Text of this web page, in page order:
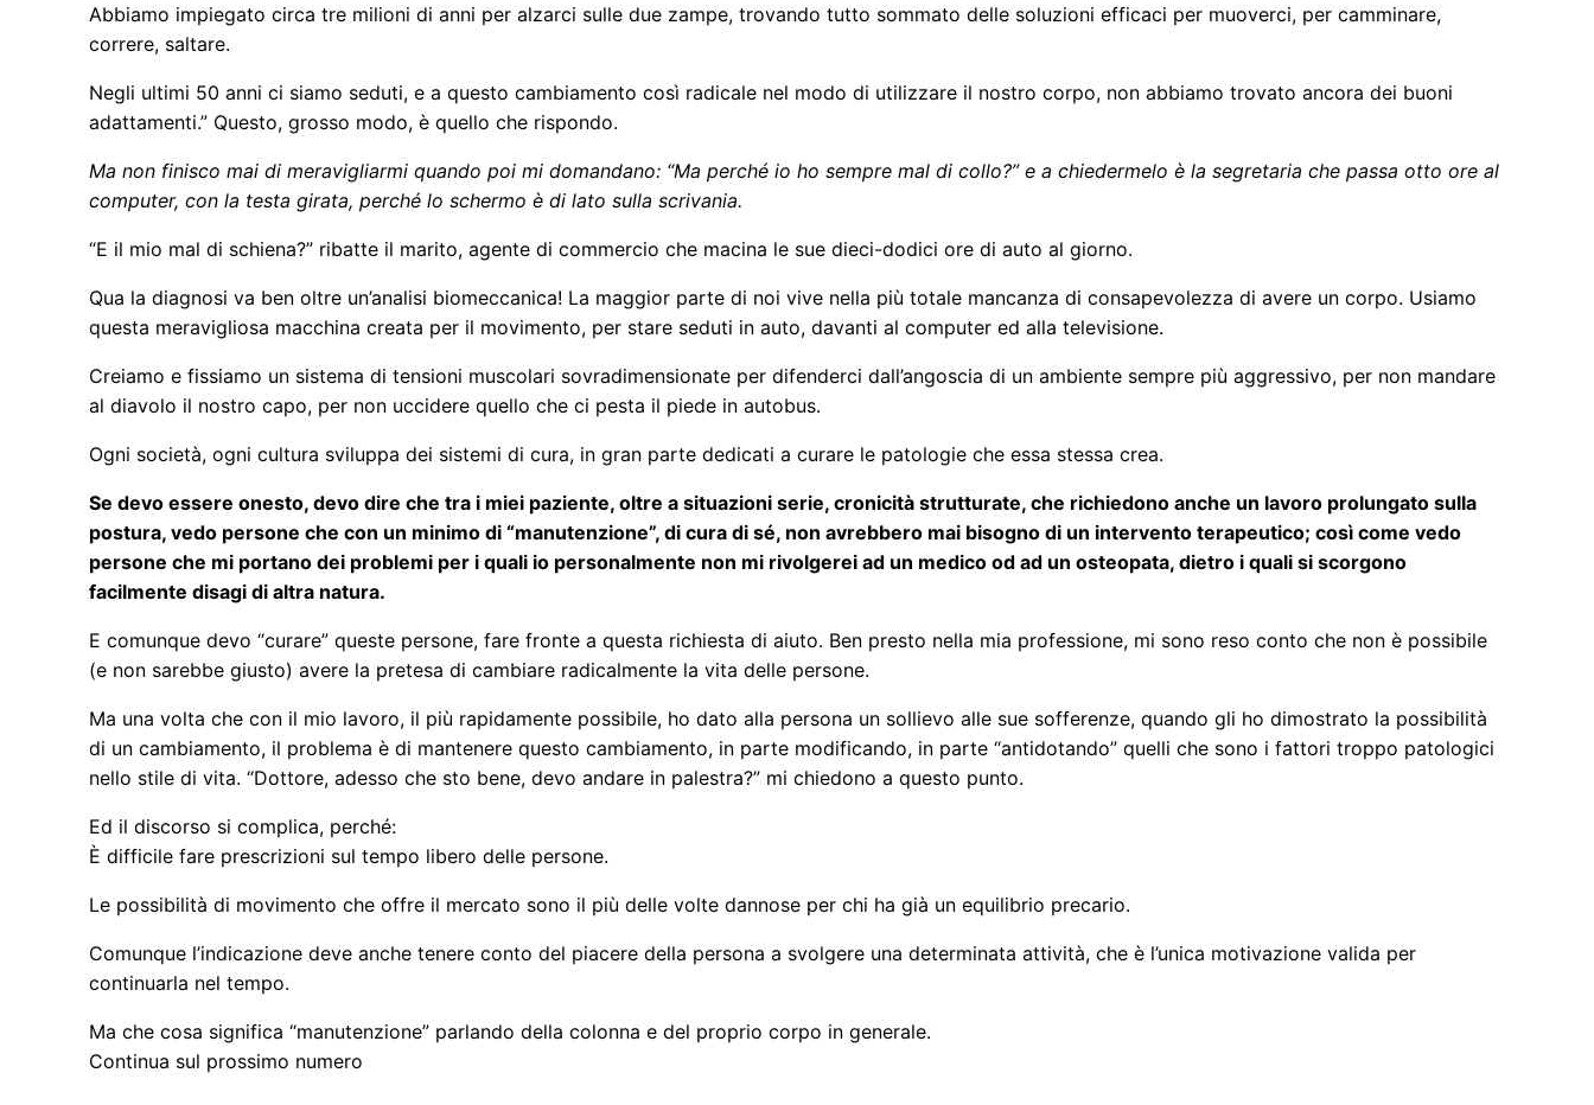
Abbiamo impiegato circa tre milioni di anni per alzarci sulle due zampe, trovando tutto sommato delle soluzioni efficaci per muoverci, per camminare,
correre, saltare.
Negli ultimi 50 anni ci siamo seduti, e a questo cambiamento così radicale nel modo di utilizzare il nostro corpo, non abbiamo trovato ancora dei buoni
adattamenti.” Questo, grosso modo, è quello che rispondo.
Ma non finisco mai di meravigliarmi quando poi mi domandano: “Ma perché io ho sempre mal di collo?” e a chiedermelo è la segretaria che passa otto ore al
computer, con la testa girata, perché lo schermo è di lato sulla scrivania.
“E il mio mal di schiena?” ribatte il marito, agente di commercio che macina le sue dieci-dodici ore di auto al giorno.
Qua la diagnosi va ben oltre un’analisi biomeccanica! La maggior parte di noi vive nella più totale mancanza di consapevolezza di avere un corpo. Usiamo
questa meravigliosa macchina creata per il movimento, per stare seduti in auto, davanti al computer ed alla televisione.
Creiamo e fissiamo un sistema di tensioni muscolari sovradimensionate per difenderci dall’angoscia di un ambiente sempre più aggressivo, per non mandare
al diavolo il nostro capo, per non uccidere quello che ci pesta il piede in autobus.
Ogni società, ogni cultura sviluppa dei sistemi di cura, in gran parte dedicati a curare le patologie che essa stessa crea.
Se devo essere onesto, devo dire che tra i miei paziente, oltre a situazioni serie, cronicità strutturate, che richiedono anche un lavoro prolungato sulla
postura, vedo persone che con un minimo di “manutenzione”, di cura di sé, non avrebbero mai bisogno di un intervento terapeutico; così come vedo
persone che mi portano dei problemi per i quali io personalmente non mi rivolgerei ad un medico od ad un osteopata, dietro i quali si scorgono
facilmente disagi di altra natura.
E comunque devo “curare” queste persone, fare fronte a questa richiesta di aiuto. Ben presto nella mia professione, mi sono reso conto che non è possibile
(e non sarebbe giusto) avere la pretesa di cambiare radicalmente la vita delle persone.
Ma una volta che con il mio lavoro, il più rapidamente possibile, ho dato alla persona un sollievo alle sue sofferenze, quando gli ho dimostrato la possibilità
di un cambiamento, il problema è di mantenere questo cambiamento, in parte modificando, in parte “antidotando” quelli che sono i fattori troppo patologici
nello stile di vita. “Dottore, adesso che sto bene, devo andare in palestra?” mi chiedono a questo punto.
Ed il discorso si complica, perché:
È difficile fare prescrizioni sul tempo libero delle persone.
Le possibilità di movimento che offre il mercato sono il più delle volte dannose per chi ha già un equilibrio precario.
Comunque l’indicazione deve anche tenere conto del piacere della persona a svolgere una determinata attività, che è l’unica motivazione valida per
continuarla nel tempo.
Ma che cosa significa “manutenzione” parlando della colonna e del proprio corpo in generale.
Continua sul prossimo numero